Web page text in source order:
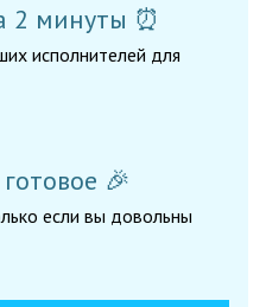
2 минуты ⏰
исполнителей для
🎉
если вы довольны